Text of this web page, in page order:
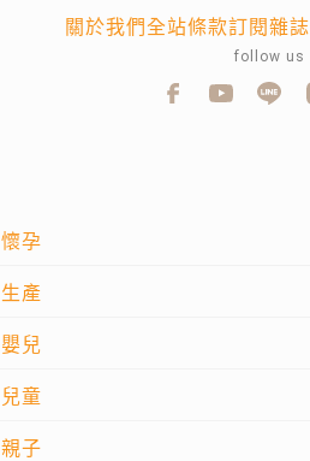
懷孕
生產
嬰兒
兒童
親子
關於我們全站條款訂閱雜誌
follow us